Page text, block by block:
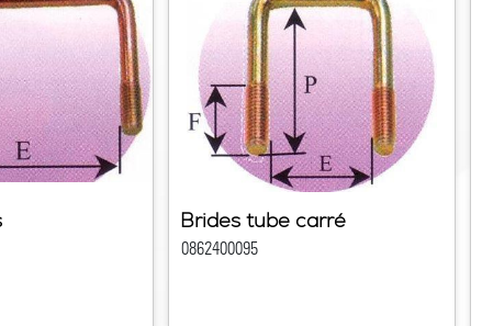
Brides tube carré
0862400095